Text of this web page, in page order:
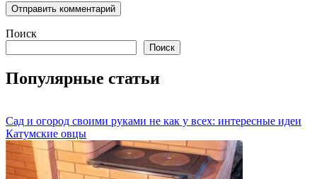
Поиск
Поиск
Популярные статьи
Сад и огород своими руками не как у всех: интересные идеи
Катумские овцы